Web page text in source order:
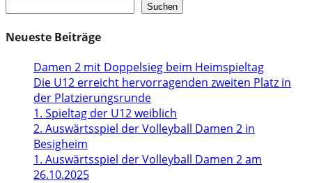
Suchen
Neueste Beiträge
Damen 2 mit Doppelsieg beim Heimspieltag
Die U12 erreicht hervorragenden zweiten Platz in
der Platzierungsrunde
1. Spieltag der U12 weiblich
2. Auswärtsspiel der Volleyball Damen 2 in
Besigheim
1. Auswärtsspiel der Volleyball Damen 2 am
26.10.2025